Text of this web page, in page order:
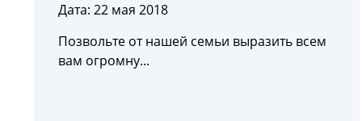
Дата: 22 мая 2018
Позвольте от нашей семьи выразить всем
вам огромну...